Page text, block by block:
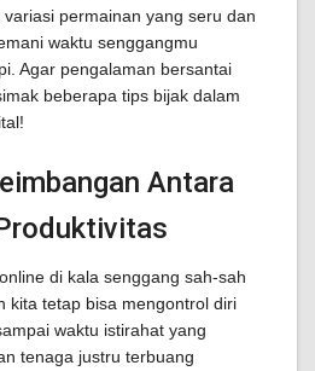
permainan yang seru dan
waktu senggangmu
Agar pengalaman bersantai
beberapa tips bijak dalam
Antara
di kala senggang sah-sah
kita tetap bisa mengontrol diri
waktu istirahat yang
tenaga justru terbuang